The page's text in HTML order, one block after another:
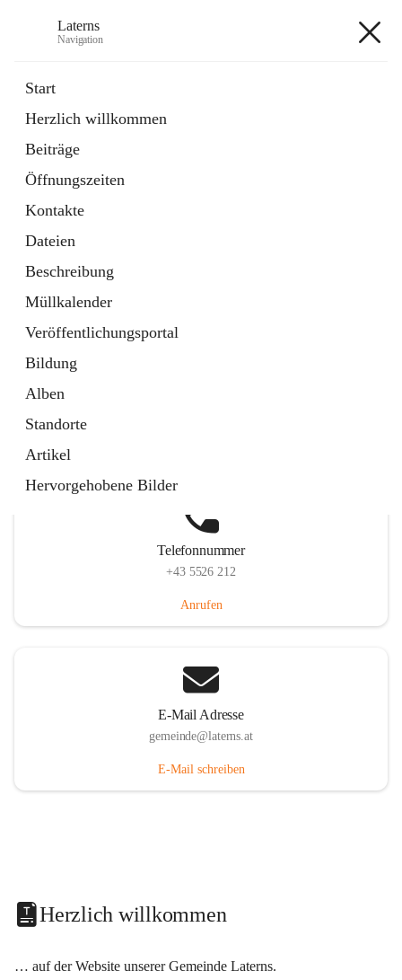
Laterns
Navigation
Start
Herzlich willkommen
Beiträge
Öffnungszeiten
Kontakte
Dateien
Beschreibung
Müllkalender
Veröffentlichungsportal
Bildung
Alben
Standorte
Artikel
Hervorgehobene Bilder
11 Schnellzugriffe
Soziales
1 Schnellzugriff
Telefonnummer
+43 5526 212
Anrufen
E-Mail Adresse
gemeinde@laterns.at
E-Mail schreiben
Herzlich willkommen
… auf der Website unserer Gemeinde Laterns.